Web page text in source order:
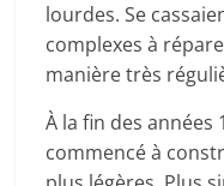
lourdes. Se
complexes à
manière très
À la fin des
commencé à